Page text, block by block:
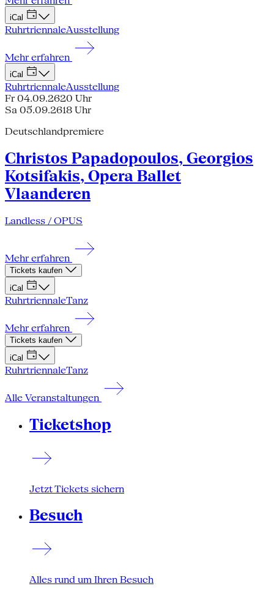
iCal
RuhrtriennaleAusstellung
Mehr erfahren
iCal
RuhrtriennaleAusstellung
Fr 04.09.2620 Uhr
Sa 05.09.2618 Uhr
Deutschlandpremiere
Christos Papadopoulos, Georgios
Kotsifakis, Opera Ballet
Vlaanderen
Landless / OPUS
Mehr erfahren
Tickets kaufen
iCal
RuhrtriennaleTanz
Mehr erfahren
Tickets kaufen
iCal
RuhrtriennaleTanz
Alle Veranstaltungen
Ticketshop
Jetzt Tickets sichern
Besuch
Alles rund um Ihren Besuch